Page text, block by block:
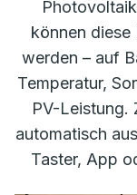
können diese
werden – auf
Temperatur,
PV-Leistung.
automatisch
Taster, App